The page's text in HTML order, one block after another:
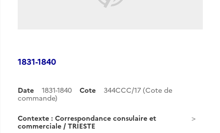
1831-1840
Date 1831-1840 Cote
344CCC/17 (Cote de
commande)
Contexte : Correspondance consulaire et
commerciale / TRIESTE